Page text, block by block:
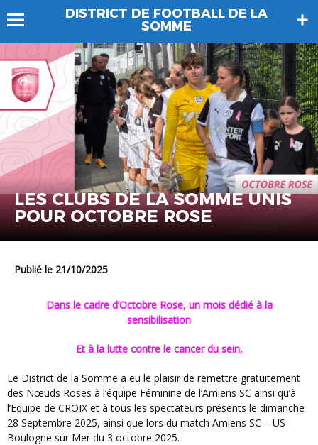
DISTRICT DE FOOTBALL DE LA
SOMME
LES CLUBS DE LA SOMME UNIS
POUR OCTOBRE ROSE
Publié le 21/10/2025
Dans le cadre d’Octobre Rose, un mois dédié à la
sensibilisation
et à la lutte contre le cancer du sein,
Le District de la Somme a eu le plaisir de remettre gratuitement
des Nœuds Roses à l’équipe Féminine de l’Amiens SC ainsi qu’à
l’Equipe de CROIX et à tous les spectateurs présents le dimanche
28 Septembre 2025, ainsi que lors du match Amiens SC – US
Boulogne sur Mer du 3 octobre 2025.